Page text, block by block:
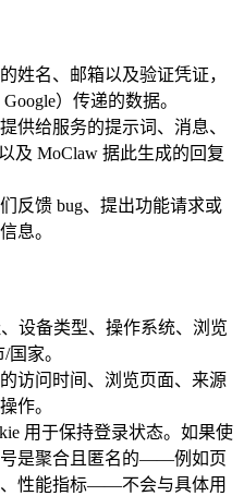
姓名、邮箱以及验证凭证，
）传递的数据。
供给服务的提示词、消息、
及 MoClaw 据此生成的回复
反馈 bug、提出功能请求或
息。
设备类型、操作系统、浏览
家。
访问时间、浏览页面、来源
作。
用于保持登录状态。如果使
是聚合且匿名的——例如页
性能指标——不会与具体用